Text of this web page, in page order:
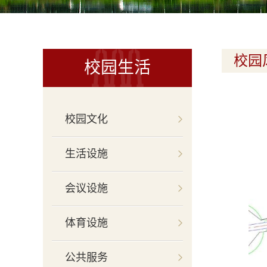
校园生活
校园文化
生活设施
会议设施
体育设施
公共服务
校园